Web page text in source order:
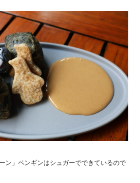
ン」ペンギンはシュガーでできているので